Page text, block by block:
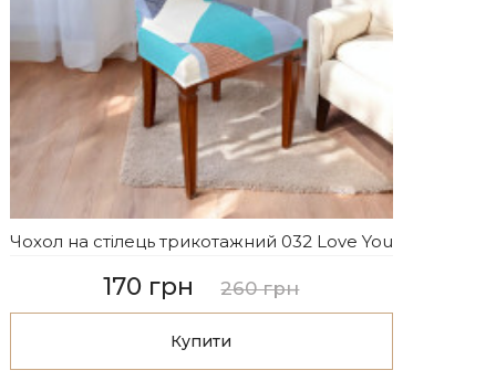
Чохол на стілець трикотажний 032 Love You
170 грн 260 грн
Купити